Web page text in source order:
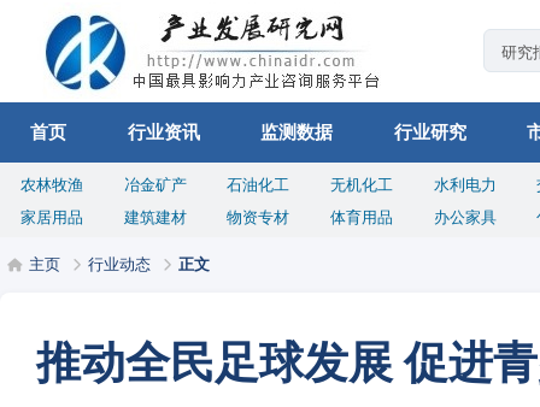
首页 行业资讯 监测数据 行业研究
农林牧渔 冶金矿产 石油化工 无机化工 水利电力
家居用品
建筑建材 物资专材 体育用品 办公家具
主页 行业动态 正文
推动全民足球发展 促进